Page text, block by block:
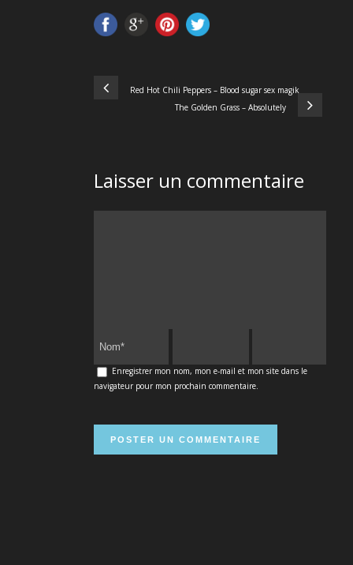
Red Hot Chili Peppers – Blood sugar sex magik
The Golden Grass – Absolutely
Laisser un commentaire
Enregistrer mon nom, mon e-mail et mon site dans le
navigateur pour mon prochain commentaire.